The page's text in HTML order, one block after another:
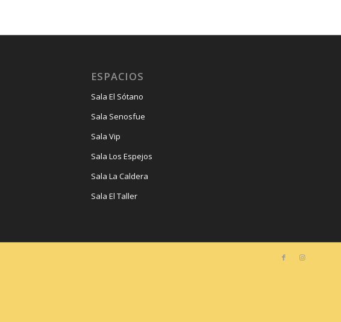
ESPACIOS
Sala El Sótano
Sala Senosfue
Sala Vip
Sala Los Espejos
Sala La Caldera
Sala El Taller